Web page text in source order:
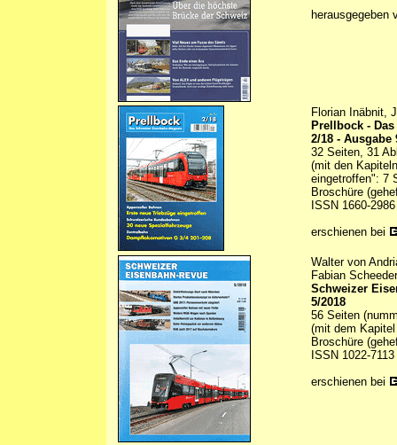
herausgegeben
Florian Inäbnit,
Prellbock -
2/18 - Ausgabe
32 Seiten, 31
(mit den
eingetroffen": 7
Broschüre
ISSN 1660-2986
erschienen bei
Walter von
Fabian
Schweizer
5/2018
56 Seiten
(mit dem
Broschüre
ISSN 1022-7113
erschienen bei